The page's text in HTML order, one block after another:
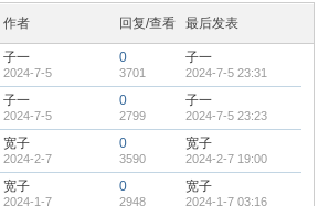
作者 回复/查看 最后发表
子一
2024-7-5
0
3701
子一
2024-7-5 23:31
子一
2024-7-5
0
2799
子一
2024-7-5 23:23
宽子
2024-2-7
0
3590
宽子
2024-2-7 19:00
宽子
2024-1-7
0
2948
宽子
2024-1-7 03:16